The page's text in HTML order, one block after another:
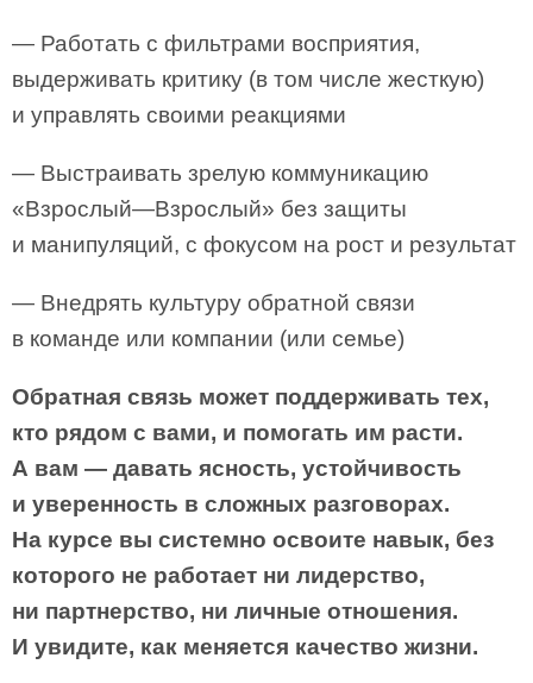
— Работать с фильтрами восприятия,
выдерживать критику (в том числе жесткую)
и управлять своими реакциями
— Выстраивать зрелую коммуникацию
«Взрослый—Взрослый» без защиты
и манипуляций, с фокусом на рост и результат
— Внедрять культуру обратной связи
в команде или компании (или семье)
Обратная связь может поддерживать тех,
кто рядом с вами, и помогать им расти.
А вам — давать ясность, устойчивость
и уверенность в сложных разговорах.
На курсе вы системно освоите навык, без
которого не работает ни лидерство,
ни партнерство, ни личные отношения.
И увидите, как меняется качество жизни.